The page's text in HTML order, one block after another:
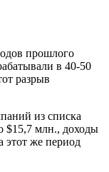
прошлого
в 40-50
разрыв
из списка
$15,7 млн., доходы
этот же период